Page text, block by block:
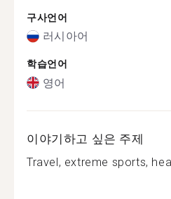
구사언어
러시아어
학습언어
영어
이야기하고 싶은 주제
Travel, extreme sports,